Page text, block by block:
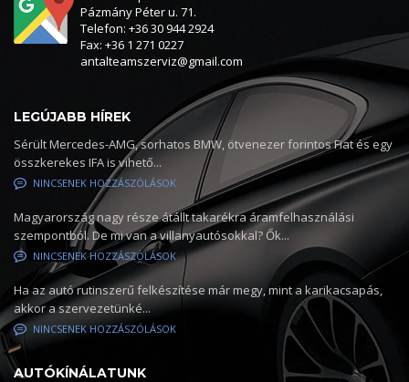
Pázmány Péter u. 71.
Telefon: +36 30 944 2924
Fax: +36 1 271 0227
antalteamszerviz@gmail.com
LEGÚJABB HÍREK
Sérült Mercedes-AMG, sorhatos BMW, ötvenezer forintos Fiat és egy
összkerekes IFA is vihető...
NINCSENEK HOZZÁSZÓLÁSOK
Magyarország nagy része átállt takarékra áramfelhasználási
szempontból. De mi van a villanyautósokkal? Ők...
NINCSENEK HOZZÁSZÓLÁSOK
Ha az autó rutinszerű felkészítése már megy, mint a karikacsapás,
akkor a szervezetünké...
NINCSENEK HOZZÁSZÓLÁSOK
AUTÓKÍNÁLATUNK